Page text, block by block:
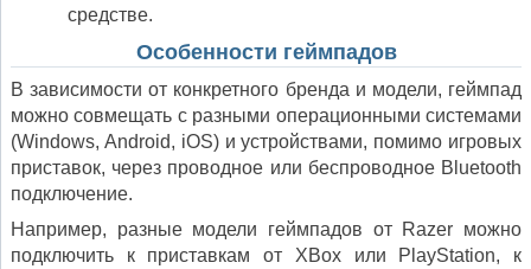
средстве.
Особенности геймпадов
В зависимости от конкретного бренда и модели, геймпад
можно совмещать с разными операционными системами
(Windows, Android, iOS) и устройствами, помимо игровых
приставок, через проводное или беспроводное Bluetooth
подключение.
Например, разные модели геймпадов от Razer можно
подключить к приставкам от XBox или PlayStation, к